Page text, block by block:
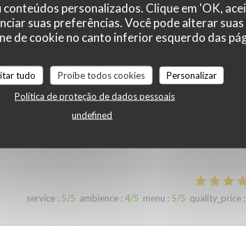
personalizados. Clique em 'OK,
suas preferências. Você pode alterar
de cookie no canto inferior esquerdo das
tudo Proíbe todos cookies
Personalizar
Política de proteção de dados pessoais
undefined
service:2/5 ambience:1/5 menu:2/5 quality_price
…
service: 5/5 ambience: 4/5 menu : 5/5 quality_price: